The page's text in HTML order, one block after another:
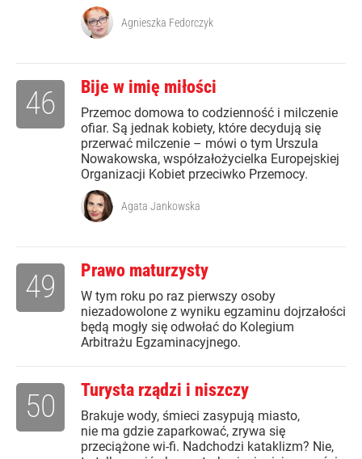
Agnieszka Fedorczyk
Bije w imię miłości
Przemoc domowa to codzienność i milczenie
ofiar. Są jednak kobiety, które decydują się
przerwać milczenie – mówi o tym Urszula
Nowakowska, współzałożycielka Europejskiej
Organizacji Kobiet przeciwko Przemocy.
46
Agata Jankowska
Prawo maturzysty
W tym roku po raz pierwszy osoby
niezadowolone z wyniku egzaminu dojrzałości
będą mogły się odwołać do Kolegium
Arbitrażu Egzaminacyjnego.
49
Turysta rządzi i niszczy
Brakuje wody, śmieci zasypują miasto,
nie ma gdzie zaparkować, zrywa się
przeciążone wi-fi. Nadchodzi kataklizm? Nie,
50